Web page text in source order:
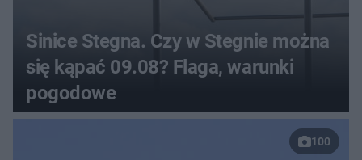
Sinice Stegna. Czy w Stegnie można
się kąpać 09.08? Flaga, warunki
pogodowe
100